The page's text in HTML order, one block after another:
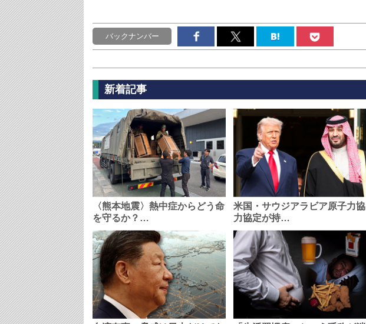
バックナンバー
新着記事
〈熊本地震〉熱中症からどう命
を守るか？…
米国・サウジアラビア原子力協
力協定が持…